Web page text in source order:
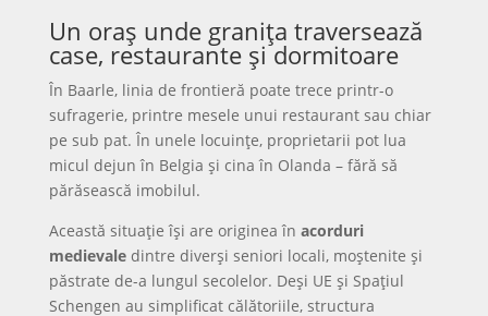
Un oraș unde granița traversează
case, restaurante și dormitoare
În Baarle, linia de frontieră poate trece printr-o
sufragerie, printre mesele unui restaurant sau chiar
pe sub pat. În unele locuințe, proprietarii pot lua
micul dejun în Belgia și cina în Olanda – fără să
părăsească imobilul.
Această situație își are originea în acorduri
medievaledintre diverși seniori locali, moștenite și
păstrate de-a lungul secolelor. Deși UE și Spațiul
Schengen au simplificat călătoriile, structura